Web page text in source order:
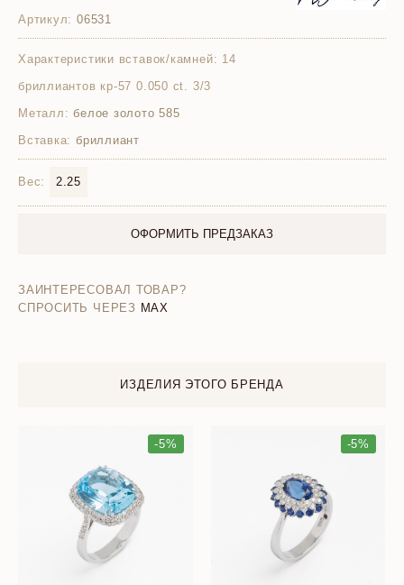
Артикул: 06531
Характеристики вставок/камней: 14
бриллиантов кр-57 0.050 ct. 3/3
Металл: белое золото 585
Вставка: бриллиант
Вес: 2.25
ОФОРМИТЬ ПРЕДЗАКАЗ
ЗАИНТЕРЕСОВАЛ ТОВАР?
СПРОСИТЬ ЧЕРЕЗ MAX
ИЗДЕЛИЯ ЭТОГО БРЕНДА
-5% -5%